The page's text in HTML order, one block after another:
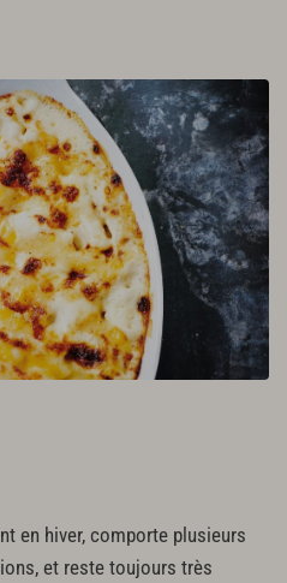
en hiver, comporte plusieurs
et reste toujours très